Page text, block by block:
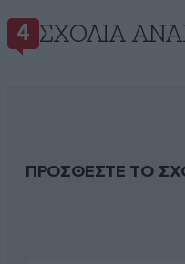
4 ΣΧΌΛΙΑ
ΠΡΟΣΘΕΣΤΕ ΤΟ